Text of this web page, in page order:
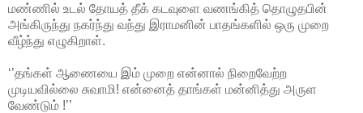
மண்ணில் உடல் தோயத் தீக் கடவுளை வணங்கித் தொழுதபின்
அங்கிருந்து நகர்ந்து வந்து இராமனின் பாதங்களில் ஒரு முறை
வீழ்ந்து எழுகிறாள்.
‘’தங்கள் ஆணையை இம் முறை என்னால் நிறைவேற்ற
முடியவில்லை சுவாமி! என்னைத் தாங்கள் மன்னித்து அருள
வேண்டும் !’’